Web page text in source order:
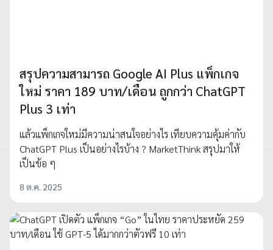
สรุปความสามารถ Google AI Plus แพ็กเกจ
ใหม่ ราคา 189 บาท/เดือน ถูกกว่า ChatGPT
Plus 3 เท่า
แล้วแพ็กเกจใหม่มีความน่าสนใจอย่างไร เทียบความคุ้มค่ากับ
ChatGPT Plus เป็นอย่างไรบ้าง ? MarketThink สรุปมาให้
เป็นข้อ ๆ
8 ต.ค. 2025